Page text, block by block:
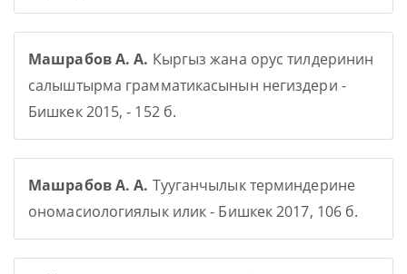
Машрабов А. А. Кыргыз жана орус тилдеринин
салыштырма грамматикасынын негиздери -
Бишкек 2015, - 152 б.
Машрабов А. А. Тууганчылык терминдерине
ономасиологиялык илик - Бишкек 2017, 106 б.